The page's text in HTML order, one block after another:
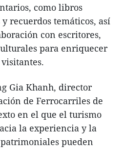
como libros
recuerdos temáticos, así
con escritores,
para enriquecer
Gia Khanh, director
de Ferrocarriles de
en el que el turismo
la experiencia y la
pueden